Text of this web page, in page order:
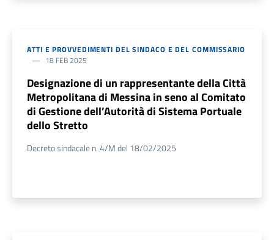
ATTI E PROVVEDIMENTI DEL SINDACO E DEL COMMISSARIO
18 FEB 2025
Designazione di un rappresentante della Città
Metropolitana di Messina in seno al Comitato
di Gestione dell’Autorità di Sistema Portuale
dello Stretto
Decreto sindacale n. 4/M del 18/02/2025